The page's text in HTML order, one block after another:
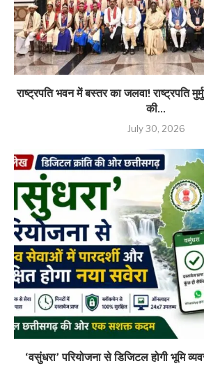
राष्ट्रपति भवन में बस्तर का जलवा! राष्ट्रपति
की...
July 30, 2026
‘वसुंधरा’ परियोजना से डिजिटल होगी भूमि